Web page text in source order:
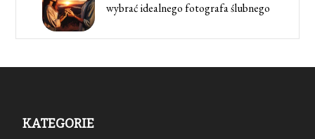
wybrać idealnego fotografa ślubnego
KATEGORIE